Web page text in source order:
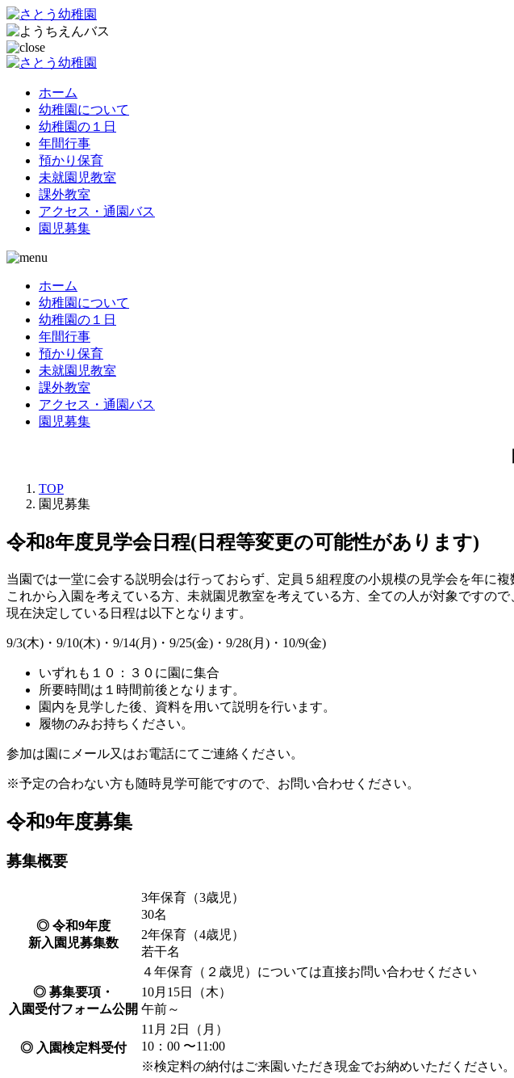
ホーム
幼稚園について
幼稚園の１日
年間行事
預かり保育
未就園児教室
課外教室
アクセス・通園バス
園児募集
ホーム
幼稚園について
幼稚園の１日
年間行事
預かり保育
未就園児教室
課外教室
アクセス・通園バス
園児募集
TOP
園児募集
令和8年度見学会日程(日程等変更の可能性があります)
当園では一堂に会する説明会は行っておらず、定員５組程度の小規模の見学会を年に複
これから入園を考えている方、未就園児教室を考えている方、全ての人が対象ですので
現在決定している日程は以下となります。
9/3(木)・9/10(木)・9/14(月)・9/25(金)・9/28(月)・10/9(金)
いずれも１０：３０に園に集合
所要時間は１時間前後となります。
園内を見学した後、資料を用いて説明を行います。
履物のみお持ちください。
参加は園にメール又はお電話にてご連絡ください。
※予定の合わない方も随時見学可能ですので、お問い合わせください。
令和9年度募集
募集概要
◎ 令和9年度
新入園児募集数
3年保育（3歳児）
30名
2年保育（4歳児）
若干名
４年保育（２歳児）については直接お問い合わせください
◎ 募集要項・
入園受付フォーム公開
10月15日（木）
午前～
◎ 入園検定料受付
11月 2日（月）
10：00 〜11:00
※検定料の納付はご来園いただき現金でお納めいただください